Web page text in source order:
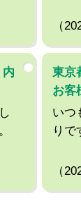
（
東京
お客
いつ
りで
（